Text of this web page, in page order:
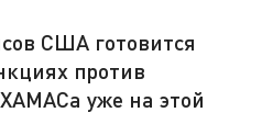
США готовится
против
уже на этой